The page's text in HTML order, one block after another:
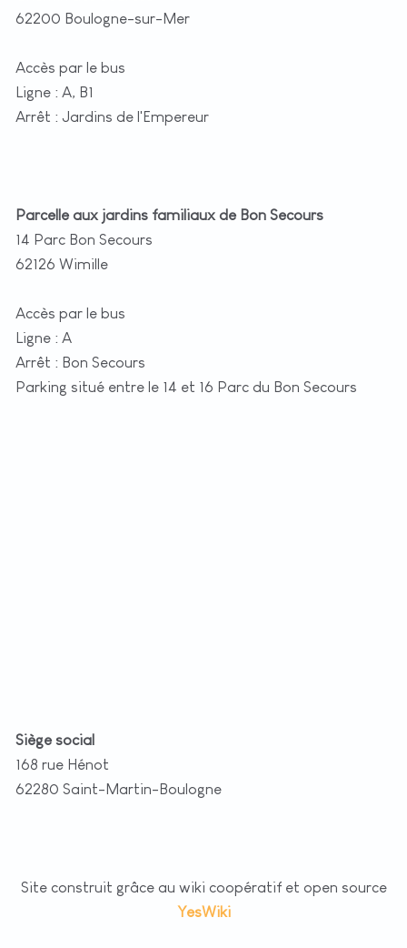
62200 Boulogne-sur-Mer
Accès par le bus
Ligne : A, B1
Arrêt : Jardins de l'Empereur
Parcelle aux jardins familiaux de Bon Secours
14 Parc Bon Secours
62126 Wimille
Accès par le bus
Ligne : A
Arrêt : Bon Secours
Parking situé entre le 14 et 16 Parc du Bon Secours
Siège social
168 rue Hénot
62280 Saint-Martin-Boulogne
Site construit grâce au wiki coopératif et open source
YesWiki